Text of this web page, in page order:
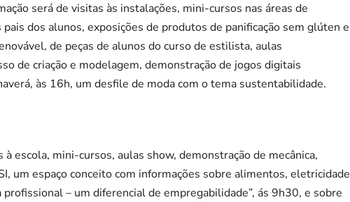
será de visitas às instalações, mini-cursos nas áreas de
dos alunos, exposições de produtos de panificação sem glúten e
de peças de alunos do curso de estilista, aulas
de criação e modelagem, demonstração de jogos digitais
às 16h, um desfile de moda com o tema sustentabilidade.
escola, mini-cursos, aulas show, demonstração de mecânica,
um espaço conceito com informações sobre alimentos, eletricidade
– um diferencial de empregabilidade”, ás 9h30, e sobre